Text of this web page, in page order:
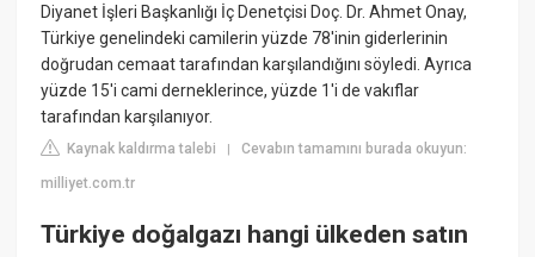
Diyanet İşleri Başkanlığı İç Denetçisi Doç. Dr. Ahmet Onay,
Türkiye genelindeki camilerin yüzde 78'inin giderlerinin
doğrudan cemaat tarafından karşılandığını söyledi. Ayrıca
yüzde 15'i cami derneklerince, yüzde 1'i de vakıflar
tarafından karşılanıyor.
Kaynak kaldırma talebi |Cevabın tamamını burada okuyun:
milliyet.com.tr
Türkiye doğalgazı hangi ülkeden satın